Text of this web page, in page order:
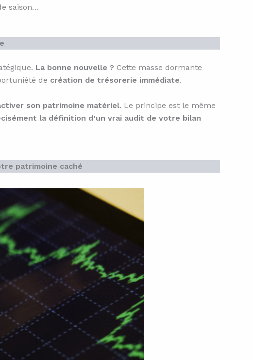
saison…
La bonne nouvelle ? Cette masse dormante
de création de trésorerie immédiate.
son patrimoine matériel. Le principe est le même
la définition d’un vrai audit de votre bilan
patrimoine caché